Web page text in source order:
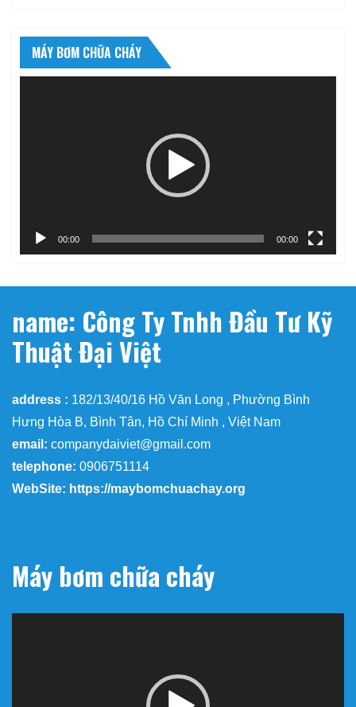
MÁY BƠM CHỮA CHÁY
00:00 00:00
name: Công Ty Tnhh Đầu Tư Kỹ
Thuật Đại Việt
address : 182/13/40/16 Hồ Văn Long , Phường Bình
Hưng Hòa B, Bình Tân, Hồ Chí Minh , Việt Nam
email: companydaiviet@gmail.com
telephone: 0906751114
WebSite: https://maybomchuachay.org
Máy bơm chữa cháy